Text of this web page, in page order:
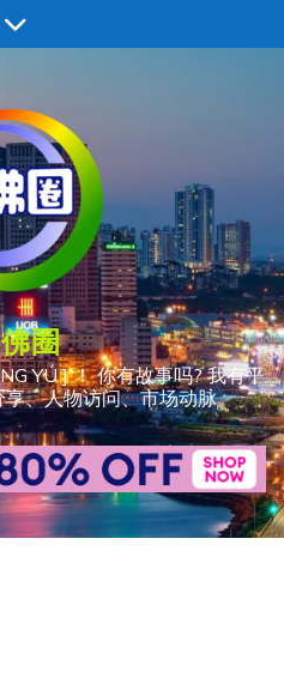
圈
YÚ ] ！ 你有故事吗? 我有平
、人物访问、市场动脉